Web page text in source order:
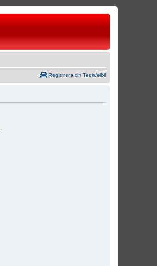
Registrera din Tesla/elbil